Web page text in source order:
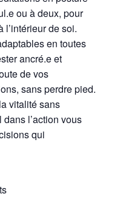
ou à deux, pour
l’intérieur de soi.
en toutes
ancré.e et
de vos
sans perdre pied.
vitalité sans
l’action vous
qui